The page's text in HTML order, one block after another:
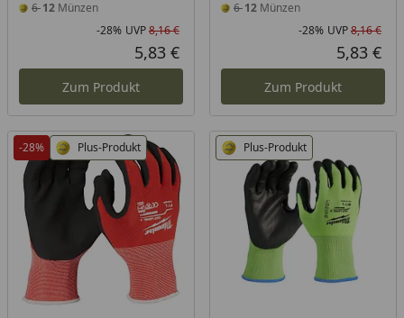
612 Münzen
Rabatt in Prozent
-28%
Ursprünglicher Preis
UVP8,16 €
Aktueller Preis
5,83 €
Zum Produkt
612Münzen
-28% UVP8,16 €
5,83 €
Zum Produkt
-28% Plus-Produkt Plus-Produkt